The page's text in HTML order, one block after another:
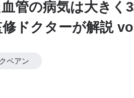
管の病気は大きく
ドクターが解説
ペアン